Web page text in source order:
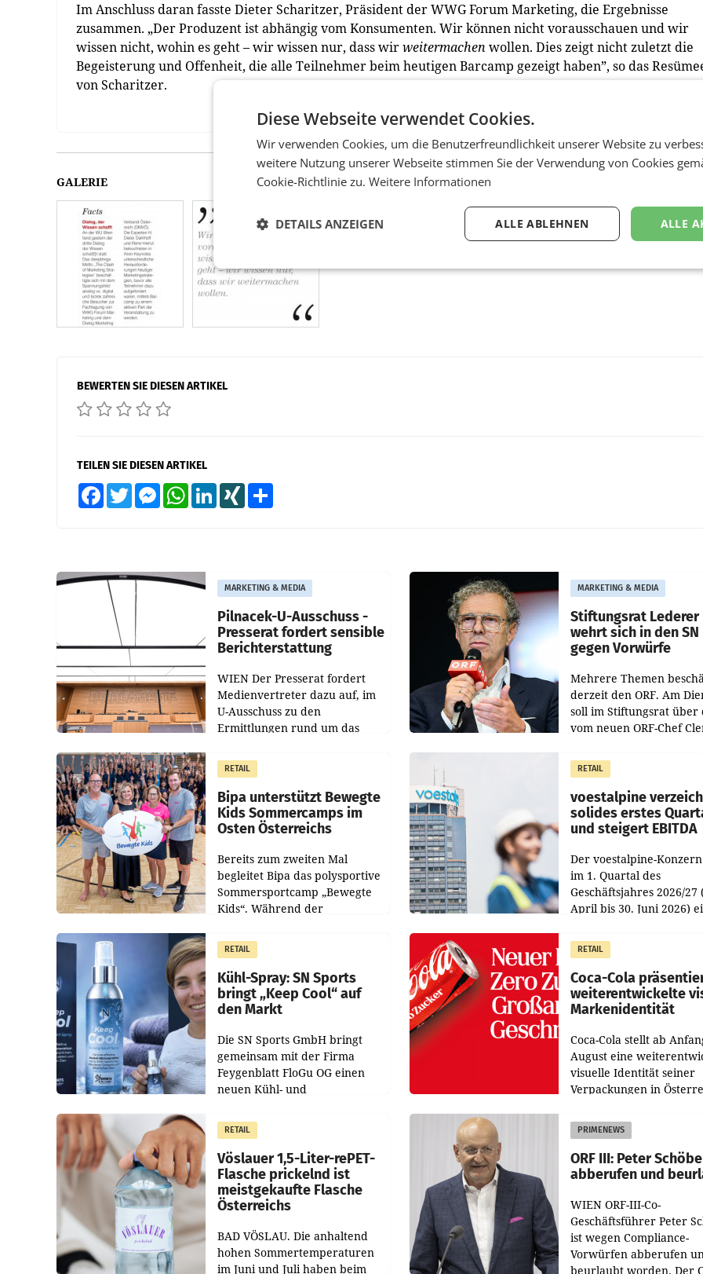
Im Anschluss daran fasste Dieter Scharitzer, Präsident der WWG Forum Marketing, die Ergebnisse
zusammen. „Der Produzent ist abhängig vom Konsumenten. Wir können nicht vorausschauen und wir
wissen nicht, wohin es geht – wir wissen nur, dass wirweitermachen wollen. Dies zeigt nicht zuletzt die
Begeisterung und Offenheit, die alle Teilnehmer beim heutigen Barcamp gezeigt haben”, so das
von Scharitzer.
GALERIE
BEWERTEN SIE DIESEN ARTIKEL
TEILEN SIE DIESEN ARTIKEL
FacebookTwitter MessengerWhatsAppLinkedInXING
MARKETING & MEDIA
Pilnacek-U-Ausschuss -
Presserat fordert sensible
Berichterstattung
WIEN Der Presserat fordert
Medienvertreter dazu auf, im
U-Ausschuss zu den
Ermittlungen rund um das
im Justizministerium, Christian
Pilnacek, auf sensible
MARKETING & MEDIA
Stiftungsrat Lederer
wehrt sich in den SN
gegen Vorwürfe
Mehrere Themen
derzeit den ORF. Am
soll im Stiftungsrat über
vom neuen ORF-Chef
Besetzungen für die
Direktionen abgestimmt
werden.
RETAIL
Bipa unterstützt Bewegte
Kids Sommercamps im
Osten Österreichs
Bereits zum zweiten Mal
begleitet Bipa das polysportive
Sommersportcamp „Bewegte
Kids“. Während der
Juli und August versorgt das
Unternehmen Kinder sowie
RETAIL
voestalpine
solides erstes
und steigert EBITDA
Der voestalpine-
im 1. Quartal des
Geschäftsjahres 2026/27
April bis 30. Juni 2026)
Der Umsatz stieg im
zur Vorjahresperiode
RETAIL
Kühl-Spray: SN Sports
bringt „Keep Cool“ auf
den Markt
Die SN Sports GmbH bringt
gemeinsam mit der Firma
Feygenblatt FloGu OG einen
neuen Kühl- und
Markt. Das Produkt namens
„Keep Cool“ ist zu 100 Prozent
RETAIL
Coca-Cola
weiterentwickelte
Markenidentität
Coca-Cola stellt ab
August eine
visuelle Identität seiner
Verpackungen in
Redesigns stehen zentrale
Gestaltungselemente
RETAIL
Vöslauer 1,5-Liter-rePET-
Flasche prickelnd ist
meistgekaufte Flasche
Österreichs
BAD VÖSLAU. Die anhaltend
hohen Sommertemperaturen
im Juni und Juli haben beim
PRIMENEWS
ORF III: Peter
abberufen und
WIEN ORF-III-Co-
Geschäftsführer Peter
ist wegen Compliance-
Vorwürfen abberufen
beurlaubt worden. Der
Diese Webseite verwendet Cookies.
Wir verwenden Cookies, um die Benutzerfreundlichkeit unserer Website zu
weitere Nutzung unserer Webseite stimmen Sie der Verwendung von Cookies
Cookie-Richtlinie zu. Weitere Informationen
ALLE
ALLE ABLEHNEN
DETAILS ANZEIGEN